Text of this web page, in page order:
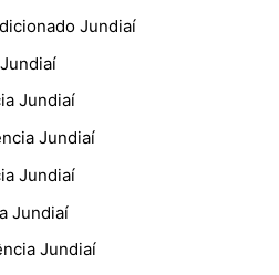
Jundiaí
Jundiaí
Jundiaí
Jundiaí
Jundiaí
Jundiaí